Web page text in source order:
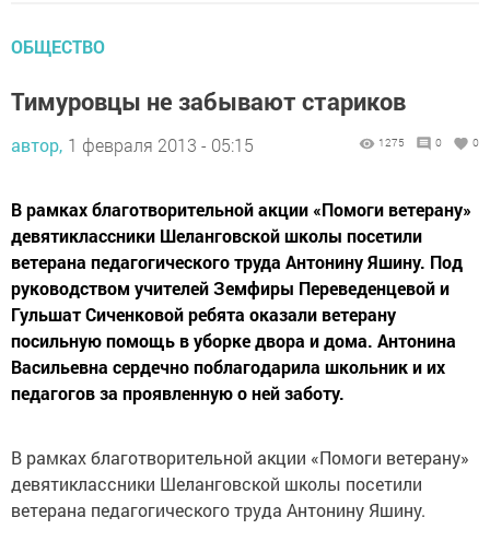
ОБЩЕСТВО
Тимуровцы не забывают стариков
автор, 1 февраля 2013 - 05:15 1275 0 0
В рамках благотворительной акции «Помоги ветерану»
девятиклассники Шеланговской школы посетили
ветерана педагогического труда Антонину Яшину. Под
руководством учителей Земфиры Переведенцевой и
Гульшат Сиченковой ребята оказали ветерану
посильную помощь в уборке двора и дома. Антонина
Васильевна сердечно поблагодарила школьник и их
педагогов за проявленную о ней заботу.
В рамках благотворительной акции «Помоги ветерану»
девятиклассники Шеланговской школы посетили
ветерана педагогического труда Антонину Яшину.